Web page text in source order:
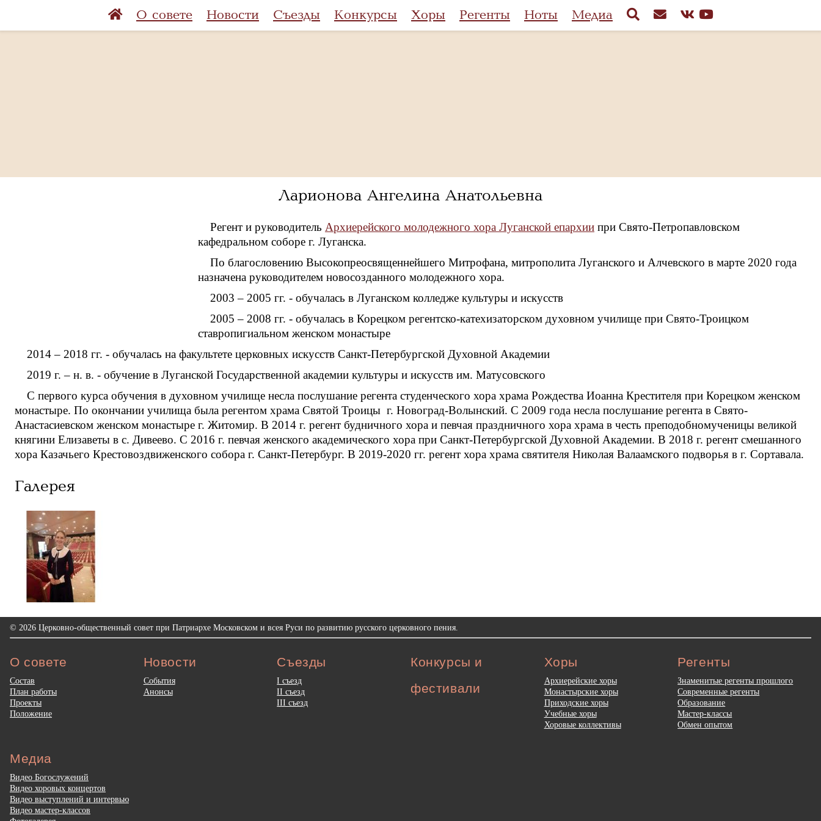
О совете Новости Съезды Конкурсы Хоры Регенты Ноты Медиа
Ларионова Ангелина Анатольевна
Регент и руководитель Архиерейского молодежного хора Луганской епархии при Свято-Петропавловском
кафедральном соборе г. Луганска.
По благословению Высокопреосвященнейшего Митрофана, митрополита Луганского и Алчевского в марте 2020 года
назначена руководителем новосозданного молодежного хора.
2003 – 2005 гг. - обучалась в Луганском колледже культуры и искусств
2005 – 2008 гг. - обучалась в Корецком регентско-катехизаторском духовном училище при Свято-Троицком
ставропигиальном женском монастыре
2014 – 2018 гг. - обучалась на факультете церковных искусств Санкт-Петербургской Духовной Академии
2019 г. – н. в. - обучение в Луганской Государственной академии культуры и искусств им. Матусовского
С первого курса обучения в духовном училище несла послушание регента студенческого хора храма Рождества Иоанна Крестителя при Корецком женском
монастыре. По окончании училища была регентом храма Святой Троицы г. Новоград-Волынский. С 2009 года несла послушание регента в Свято-
Анастасиевском женском монастыре г. Житомир. В 2014 г. регент будничного хора и певчая праздничного хора храма в честь преподобномученицы великой
княгини Елизаветы в с. Дивеево. С 2016 г. певчая женского академического хора при Санкт-Петербургской Духовной Академии. В 2018 г. регент смешанного
хора Казачьего Крестовоздвиженского собора г. Санкт-Петербург. В 2019-2020 гг. регент хора храма святителя Николая Валаамского подворья в г. Сортавала.
Галерея
© 2026 Церковно-общественный совет при Патриархе Московском и всея Руси по развитию русского церковного пения.
О совете
Состав
План работы
Проекты
Положение
Новости
События
Анонсы
Съезды
I съезд
II съезд
III съезд
Конкурсы и
фестивали
Хоры
Архиерейские хоры
Монастырские хоры
Приходские хоры
Учебные хоры
Хоровые коллективы
Регенты
Знаменитые регенты прошлого
Современные регенты
Образование
Мастер-классы
Обмен опытом
Медиа
Видео Богослужений
Видео хоровых концертов
Видео выступлений и интервью
Видео мастер-классов